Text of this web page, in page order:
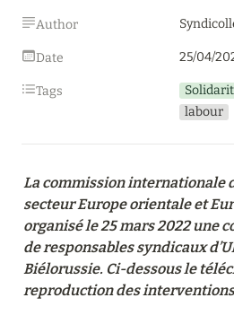
Author
Date 25/04/
Tags
labour
La commission internationale
secteur Europe orientale et
organisé le 25 mars 2022 une
de responsables syndicaux
Biélorussie. Ci-dessous le
reproduction des